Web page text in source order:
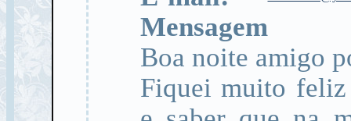
Mensagem
Boa noite amigo
Fiquei muito feliz